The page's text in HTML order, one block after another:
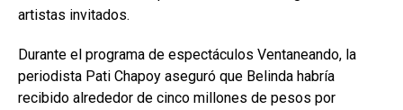
artistas invitados.
Durante el programa de espectáculos Ventaneando, la
periodista Pati Chapoy aseguró que Belinda habría
recibido alrededor de cinco millones de pesos por